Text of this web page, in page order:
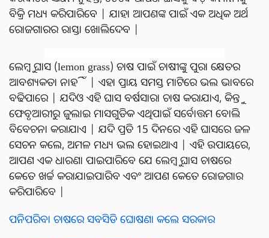
ବିକ୍ରି ମଧ୍ୟ କରିପାରିବେ | ଯାହା ଆପଣଙ୍କ ପାଇଁ ଏକ ଅଧିକ ଅର୍ଥ
ରୋଜଗାରର ରାସ୍ତା ଖୋଲିଦେବ |
ଲେମ୍ବୁ ଘାସ (lemon grass) ଚାଷ ପାଇଁ ଚାଷୀଙ୍କୁ ପୁରା କ୍ଷେତର
ଆବଶ୍ୟକତା ନାହିଁ | ଏହା ପ୍ରାୟ ସମସ୍ତ ମାଟିରେ ଭଲ ଭାବରେ
ବଢିପାରେ | ଯଦିଓ ଏହି ଘାସ ବର୍ଷସାରା ଚାଷ କରାଯାଏ, କିନ୍ତୁ
ଫେବୃଆରୀରୁ ଜୁଲାଇ ମାସଗୁଡିକ ଏଥିପାଇଁ ସର୍ବୋତ୍ତମ ବୋଲି
ବିବେଚନା କରାଯାଏ | ଯଦି ପ୍ରତି 15 ଦିନରେ ଏହି ଘାସରେ ଜଳ
ସେଚନ କଲେ, ଅମଳ ମଧ୍ୟ ଭଲ ହୋଇଥାଏ | ଏହି ଉପାୟରେ,
ଆପଣ ଏକ ଧାରଣା ପାଇପାରିବେ ଯେ ଲେମ୍ବୁ ଘାସ ଚାଷରେ
କେତେ ଖର୍ଚ୍ଚ କରାଯାଇପାରିବ ଏବଂ ଆପଣ କେତେ ରୋଜଗାର
କରିପାରିବେ |
ପନିପରିବା ଚାଷରେ ସବସିଡି ଘୋଷଣା କଲେ ସରକାର